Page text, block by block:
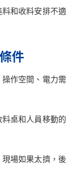
和收料安排不適
件
作空間、電力需
桌和人員移動的
場如果太擠，後